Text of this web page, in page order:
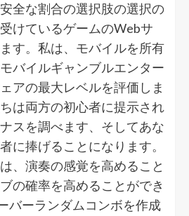
全な割合の選択肢の選択の
けているゲームのWebサ
す。私は、モバイルを所有
バイルギャンブルエンター
アの最大レベルを評価しま
は両方の初心者に提示され
スを調べます、そしてあな
に捧げることになります。
、演奏の感覚を高めること
の確率を高めることができ
バーランダムコンボを作成